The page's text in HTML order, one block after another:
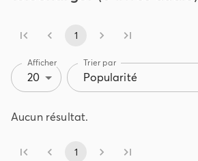
1
Afficher
20
Trier par
Popularité
Aucun résultat.
1